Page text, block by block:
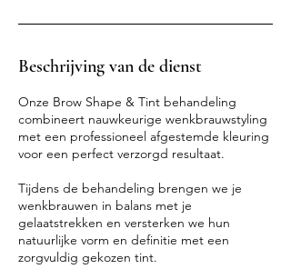
Beschrijving van de dienst
Onze Brow Shape & Tint behandeling
combineert nauwkeurige wenkbrauwstyling
met een professioneel afgestemde kleuring
voor een perfect verzorgd resultaat.
Tijdens de behandeling brengen we je
wenkbrauwen in balans met je
gelaatstrekken en versterken we hun
natuurlijke vorm en definitie met een
zorgvuldig gekozen tint.